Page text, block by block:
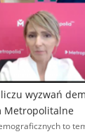
wyzwań
Metropolitalne
to